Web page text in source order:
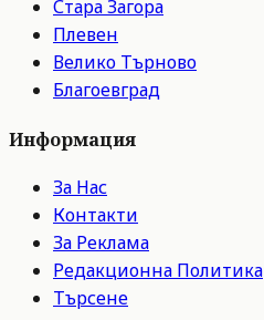
Стара Загора
Плевен
Велико Търново
Благоевград
Информация
За Нас
Контакти
За Реклама
Редакционна Политика
Търсене